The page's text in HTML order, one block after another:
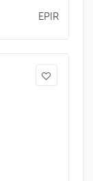
EPIR